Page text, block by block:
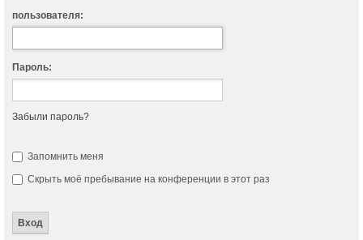
пользователя:
Пароль:
Забыли пароль?
Запомнить меня
Скрыть моё пребывание на конференции в этот раз